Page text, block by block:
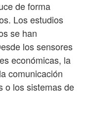
de forma
Los estudios
se han
los sensores
económicas, la
comunicación
o los sistemas de